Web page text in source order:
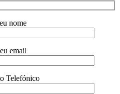
nome
email
Telefónico